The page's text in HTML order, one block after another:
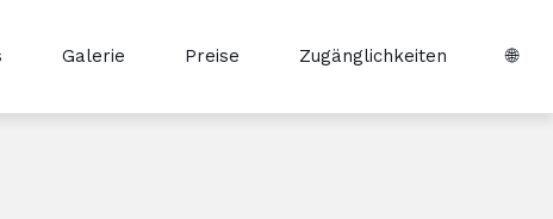
Galerie Preise Zugänglichkeiten 🌐